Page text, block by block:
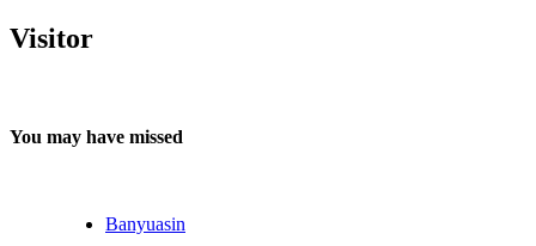
Visitor
You may have missed
Banyuasin